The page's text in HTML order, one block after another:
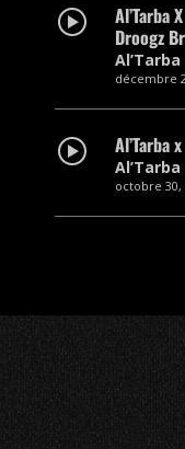
Al’Tarba
Droogz
décembre
Al’Tarba
octobre 30,